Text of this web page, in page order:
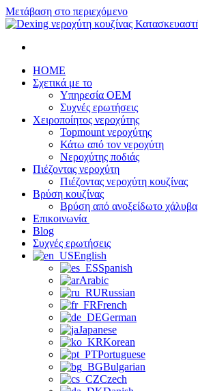
Μετάβαση στο περιεχόμενο
HOME
Σχετικά με το
Υπηρεσία OEM
Συχνές ερωτήσεις
Χειροποίητος νεροχύτης
Topmount νεροχύτης
Κάτω από τον νεροχύτη
Νεροχύτης ποδιάς
Πιέζοντας νεροχύτη
Πιέζοντας νεροχύτη κουζίνας
Βρύση κουζίνας
Βρύση από ανοξείδωτο χάλυβα
Επικοινωνία
Blog
Συχνές ερωτήσεις
English
Spanish
Arabic
Russian
French
German
Japanese
Korean
Portuguese
Bulgarian
Czech